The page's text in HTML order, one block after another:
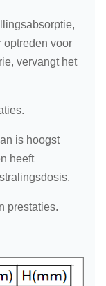
optreden voor
vervangt het
is hoogst
heeft
prestaties.